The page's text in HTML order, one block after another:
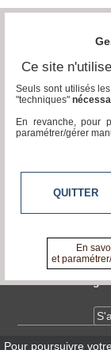
tvlocale.fr
Contactez-nous
A propos de
Devenir
Pour poursuivre
Ce site
Seuls sont utilisés
"techniques"
En revanche, pour
paramétrer/gérer
QUITTER
En
et